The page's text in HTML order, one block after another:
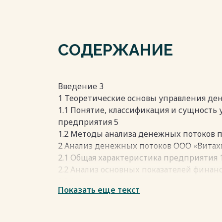
СОДЕРЖАНИЕ
Введение 3
1 Теоретические основы управления
1.1 Понятие, классификация и
предприятия 5
1.2 Методы анализа денежных потоков
2 Анализ денежных потоков ООО
2.1 Общая характеристика предприятия
2.2 Анализ основных показателей
3 Повышение эффективности
Показать еще текст